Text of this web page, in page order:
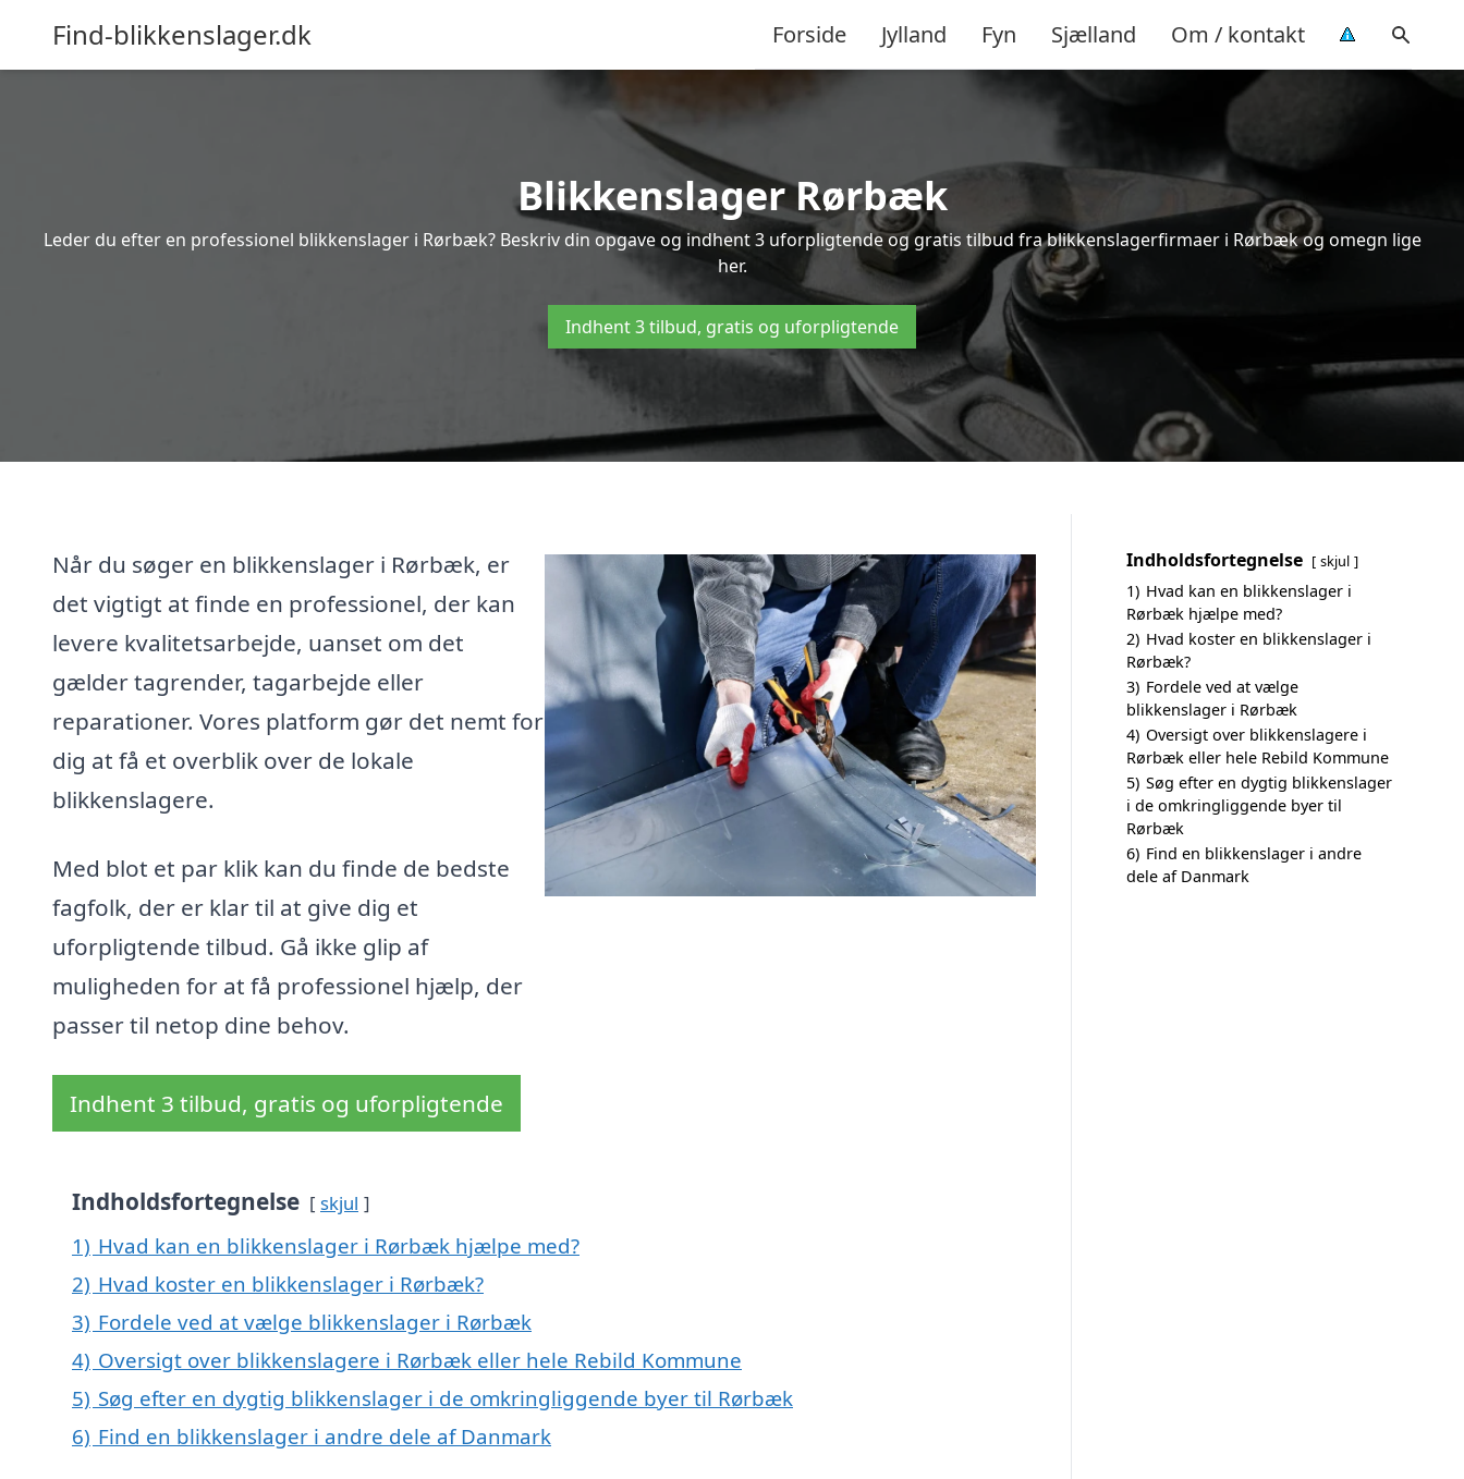
Find-blikkenslager.dk Forside Jylland Fyn Sjælland Om / kontakt
Blikkenslager Rørbæk
Leder du efter en professionel blikkenslager i Rørbæk? Beskriv din opgave og indhent 3 uforpligtende og gratis tilbud fra blikkenslagerfirmaer i Rørbæk og omegn lige
her.
Indhent 3 tilbud, gratis og uforpligtende
Når du søger en blikkenslager i Rørbæk, er
det vigtigt at finde en professionel, der kan
levere kvalitetsarbejde, uanset om det
gælder tagrender, tagarbejde eller
reparationer. Vores platform gør det nemt for
dig at få et overblik over de lokale
blikkenslagere.
Med blot et par klik kan du finde de bedste
fagfolk, der er klar til at give dig et
uforpligtende tilbud. Gå ikke glip af
muligheden for at få professionel hjælp, der
passer til netop dine behov.
Indhent 3 tilbud, gratis og uforpligtende
Indholdsfortegnelse skjul
1) Hvad kan en blikkenslager i Rørbæk hjælpe med?
2) Hvad koster en blikkenslager i Rørbæk?
3) Fordele ved at vælge blikkenslager i Rørbæk
4) Oversigt over blikkenslagere i Rørbæk eller hele Rebild Kommune
5) Søg efter en dygtig blikkenslager i de omkringliggende byer til Rørbæk
6) Find en blikkenslager i andre dele af Danmark
Indholdsfortegnelse skjul
1) Hvad kan en blikkenslager i
Rørbæk hjælpe med?
2) Hvad koster en blikkenslager i
Rørbæk?
3) Fordele ved at vælge
blikkenslager i Rørbæk
4) Oversigt over blikkenslagere i
Rørbæk eller hele Rebild Kommune
5) Søg efter en dygtig blikkenslager
i de omkringliggende byer til
Rørbæk
6) Find en blikkenslager i andre
dele af Danmark